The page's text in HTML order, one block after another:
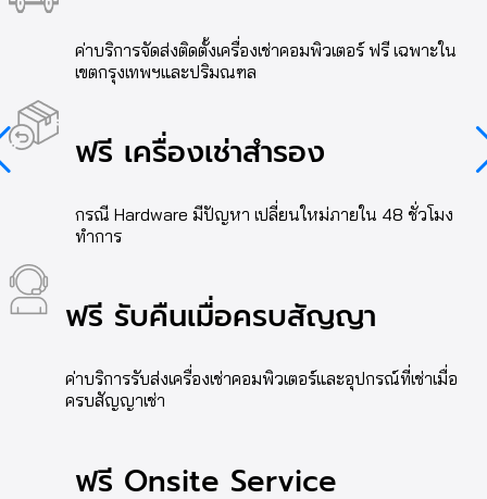
ค่าบริการจัดส่งติดตั้งเครื่องเช่าคอมพิวเตอร์ ฟรี เฉพาะใน
เขตกรุงเทพฯและปริมณฑล
ฟรี เครื่องเช่าสำรอง
กรณี Hardware มีปัญหา เปลี่ยนใหม่ภายใน 48 ชั่วโมง
ทำการ
ฟรี รับคืนเมื่อครบสัญญา
ค่าบริการรับส่งเครื่องเช่าคอมพิวเตอร์และอุปกรณ์ที่เช่าเมื่อ
ครบสัญญาเช่า
ฟรี Onsite Service